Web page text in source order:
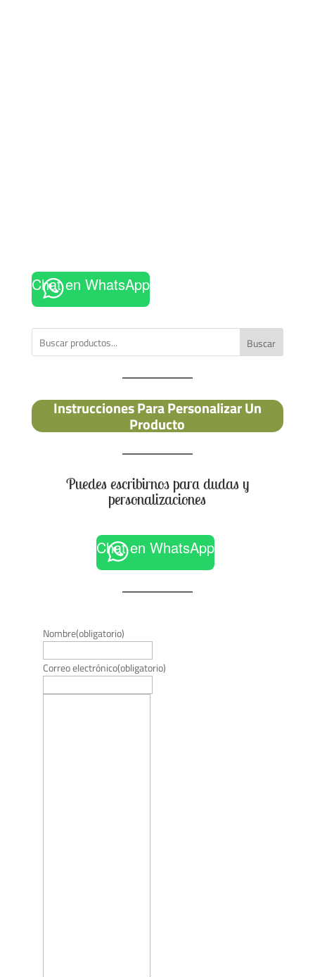
Chat en WhatsApp
Buscar
Instrucciones Para Personalizar Un
Producto
Puedes escribirnos para dudas y
personalizaciones
Chat en WhatsApp
Nombre(obligatorio)
Correo electrónico(obligatorio)